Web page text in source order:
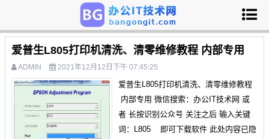
爱普生L805打印机清洗、清零维修教程 内部专用
ADMIN 2021年12月12日下午 07:45:25
爱普生L805打印机清洗、清零维修教程
内部专用 微信搜索：办公IT技术网 或
者 长按识别公众号 关注之后 输入关键
词：L805 即可下载软件 此处内容已隐